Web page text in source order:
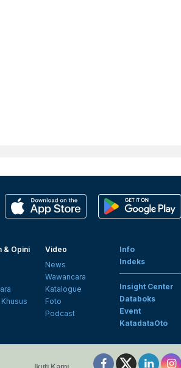
& Opini
Video
News
Wawancara
Katalogue
Foto
Podcast
Info
Indeks
Insight Center
Databoks
Event
KatadataOto